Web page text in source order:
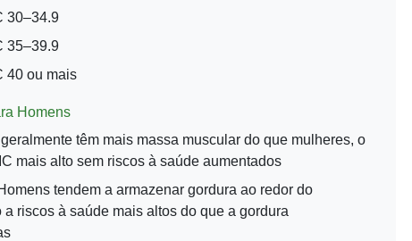
30–34.9
35–39.9
40 ou mais
Homens
têm mais massa muscular do que mulheres, o
mais alto sem riscos à saúde aumentados
tendem a armazenar gordura ao redor do
riscos à saúde mais altos do que a gordura